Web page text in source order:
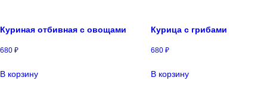
Куриная отбивная с овощами
680 ₽
В корзину
Курица с грибами
680₽
В корзину